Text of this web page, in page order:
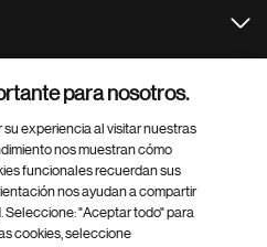
para nosotros.
experiencia al visitar nuestras
nos muestran cómo
funcionales recuerdan sus
nos ayudan a compartir
"Aceptar todo" para
cookies, seleccione